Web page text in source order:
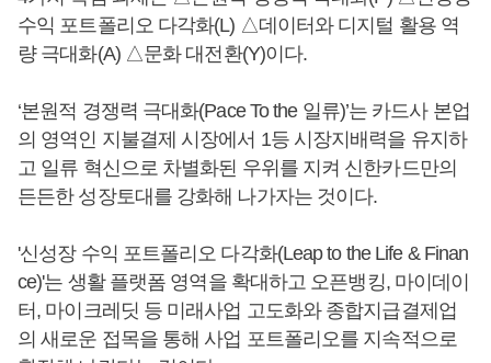
수익 포트폴리오 다각화(L) △데이터와 디지털 활용 역
량 극대화(A) △문화 대전환(Y)이다.
‘본원적 경쟁력 극대화(Pace To the 일류)’는 카드사 본업
의 영역인 지불결제 시장에서 1등 시장지배력을 유지하
고 일류 혁신으로 차별화된 우위를 지켜 신한카드만의
든든한 성장토대를 강화해 나가자는 것이다.
'신성장 수익 포트폴리오 다각화(Leap to the Life & Finan
ce)'는 생활 플랫폼 영역을 확대하고 오픈뱅킹, 마이데이
터, 마이크레딧 등 미래사업 고도화와 종합지급결제업
의 새로운 접목을 통해 사업 포트폴리오를 지속적으로